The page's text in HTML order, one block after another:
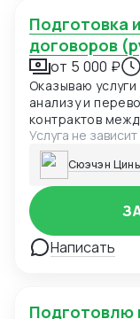
Подготовка и перевод международных
договоров
от 5 000 ₽
Оказываю
анализу и
контрактов
компаниями.
Поддержка на
согласовании
Услуга не
Cюэчэн Цинь
Написать
Подготовлю контракт на английском